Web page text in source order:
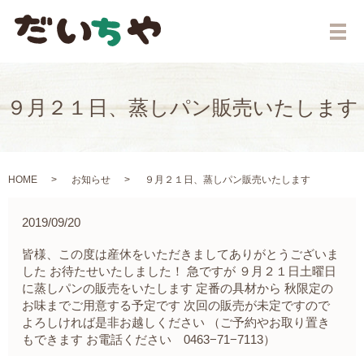
メ
９月２１日、蒸しパン販売いたします
HOME お知らせ ９月２１日、蒸しパン販売いたします
2019/09/20
皆様、この度は産休をいただきましてありがとうございま
した お待たせいたしました！ 急ですが ９月２１日土曜日
に蒸しパンの販売をいたします 定番の具材から 秋限定の
お味までご用意する予定です 次回の販売が未定ですので
よろしければ是非お越しください （ご予約やお取り置き
もできます お電話ください 0463−71−7113）